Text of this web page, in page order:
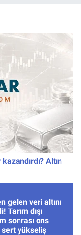
Altın
gelen veri altını
Tarım dışı
sonrası ons
sert yükseliş